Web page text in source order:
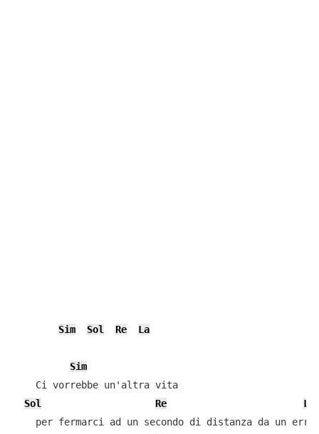
Sim Sol Re La
Sim
    Ci vorrebbe un'altra vita
Sol
Re
La
per fermarci ad un secondo di distanza da un